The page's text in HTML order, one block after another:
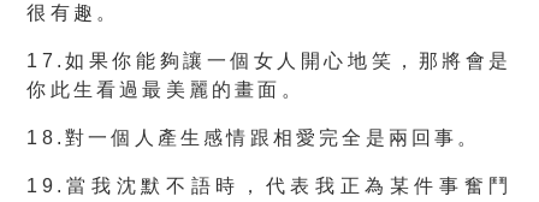
很有趣。
17.如果你能夠讓一個女人開心地笑，那將會是
你此生看過最美麗的畫面。
18.對一個人產生感情跟相愛完全是兩回事。
19.當我沈默不語時，代表我正為某件事奮鬥